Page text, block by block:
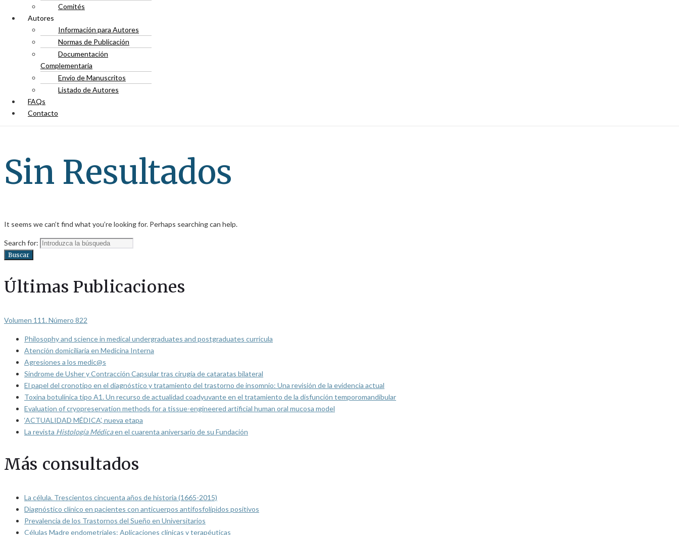
Comités
Autores
Información para Autores
Normas de Publicación
Documentación
Complementaria
Envío de Manuscritos
Listado de Autores
FAQs
Contacto
Sin Resultados
It seems we can’t find what you’re looking for. Perhaps searching can help.
Search for:
Buscar
Últimas Publicaciones
Volumen 111. Número 822
Philosophy and science in medical undergraduates and postgraduates curricula
Atención domiciliaria en Medicina Interna
Agresiones a los medic@s
Síndrome de Usher y Contracción Capsular tras cirugía de cataratas bilateral
El papel del cronotipo en el diagnóstico y tratamiento del trastorno de insomnio: Una revisión de la evidencia actual
Toxina botulínica tipo A1. Un recurso de actualidad coadyuvante en el tratamiento de la disfunción temporomandibular
Evaluation of cryopreservation methods for a tissue-engineered artificial human oral mucosa model
‘ACTUALIDAD MÉDICA’, nueva etapa
La revista Histología Médicaen el cuarenta aniversario de su Fundación
Más consultados
La célula. Trescientos cincuenta años de historia (1665-2015)
Diagnóstico clínico en pacientes con anticuerpos antifosfolípidos positivos
Prevalencia de los Trastornos del Sueño en Universitarios
Células Madre endometriales: Aplicaciones clínicas y terapéuticas